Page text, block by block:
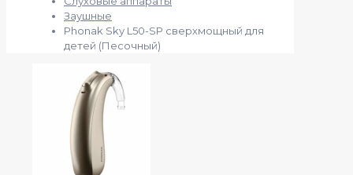
Заушные
Phonak Sky L50-SP сверхмощный для
детей (Песочный)